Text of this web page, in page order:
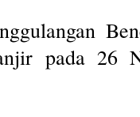
pada 26